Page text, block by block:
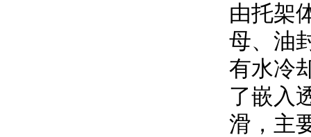
由托架体
母、
有水冷
了嵌入
滑，主